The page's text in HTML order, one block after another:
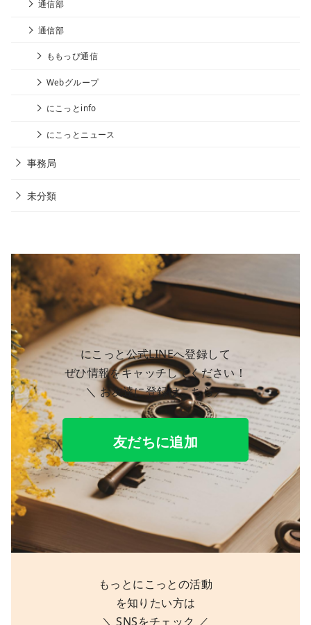
通信部
通信部
ももっぴ通信
Webグループ
にこっとinfo
にこっとニュース
事務局
未分類
にこっと公式LINEへ登録して
ぜひ情報をキャッチしてください！
＼ お友達に登録はこちら／
友だちに追加
もっとにこっとの活動
を知りたい方は
＼ SNSをチェック ／